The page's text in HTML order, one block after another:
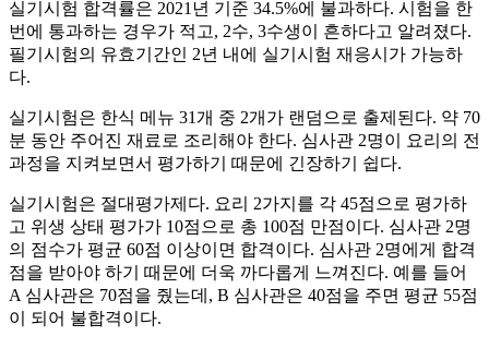
실기시험 합격률은 2021년 기준 34.5%에 불과하다. 시험을 한
번에 통과하는 경우가 적고, 2수, 3수생이 흔하다고 알려졌다.
필기시험의 유효기간인 2년 내에 실기시험 재응시가 가능하
다.
실기시험은 한식 메뉴 31개 중 2개가 랜덤으로 출제된다. 약 70
분 동안 주어진 재료로 조리해야 한다. 심사관 2명이 요리의 전
과정을 지켜보면서 평가하기 때문에 긴장하기 쉽다.
실기시험은 절대평가제다. 요리 2가지를 각 45점으로 평가하
고 위생 상태 평가가 10점으로 총 100점 만점이다. 심사관 2명
의 점수가 평균 60점 이상이면 합격이다. 심사관 2명에게 합격
점을 받아야 하기 때문에 더욱 까다롭게 느껴진다. 예를 들어
A 심사관은 70점을 줬는데, B 심사관은 40점을 주면 평균 55점
이 되어 불합격이다.